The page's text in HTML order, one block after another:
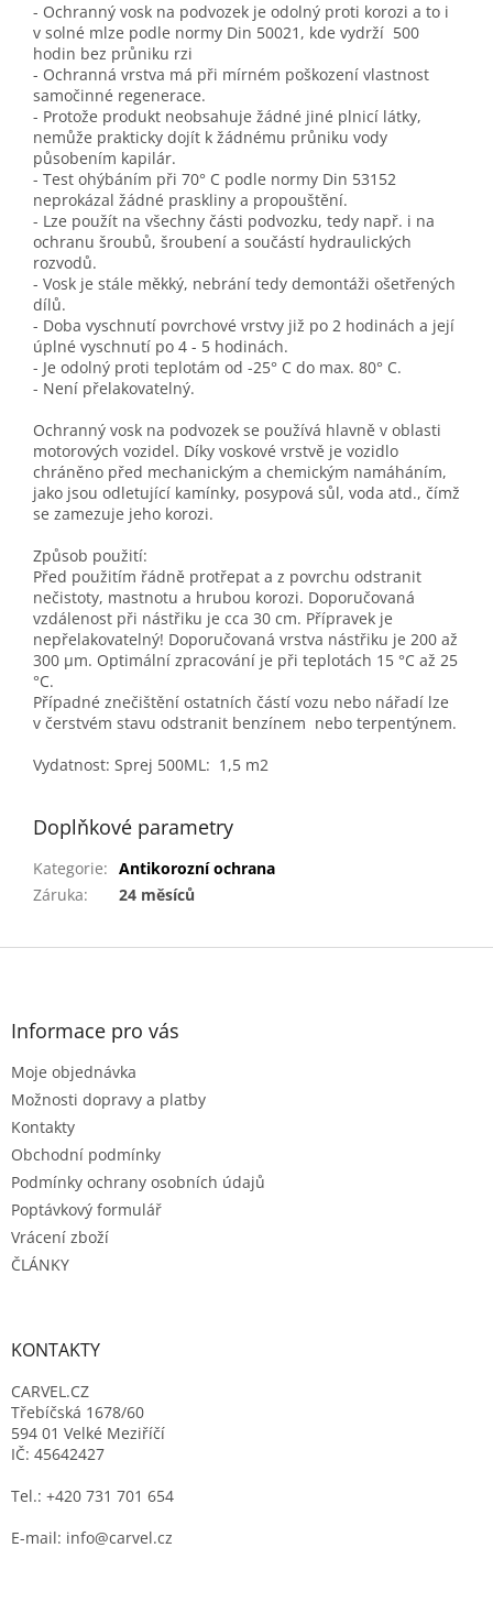
- Ochranný vosk na podvozek je odolný proti korozi a to i
v solné mlze podle normy Din 50021, kde vydrží 500
hodin bez průniku rzi
- Ochranná vrstva má při mírném poškození vlastnost
samočinné regenerace.
- Protože produkt neobsahuje žádné jiné plnicí látky,
nemůže prakticky dojít k žádnému průniku vody
působením kapilár.
- Test ohýbáním při 70° C podle normy Din 53152
neprokázal žádné praskliny a propouštění.
- Lze použít na všechny části podvozku, tedy např. i na
ochranu šroubů, šroubení a součástí hydraulických
rozvodů.
- Vosk je stále měkký, nebrání tedy demontáži ošetřených
dílů.
- Doba vyschnutí povrchové vrstvy již po 2 hodinách a její
úplné vyschnutí po 4 - 5 hodinách.
- Je odolný proti teplotám od -25° C do max. 80° C.
- Není přelakovatelný.
Ochranný vosk na podvozek se používá hlavně v oblasti
motorových vozidel. Díky voskové vrstvě je vozidlo
chráněno před mechanickým a chemickým namáháním,
jako jsou odletující kamínky, posypová sůl, voda atd., čímž
se zamezuje jeho korozi.
Způsob použití:
Před použitím řádně protřepat a z povrchu odstranit
nečistoty, mastnotu a hrubou korozi. Doporučovaná
vzdálenost při nástřiku je cca 30 cm. Přípravek je
nepřelakovatelný! Doporučovaná vrstva nástřiku je 200 až
300 μm. Optimální zpracování je při teplotách 15 °C až 25
°C.
Případné znečištění ostatních částí vozu nebo nářadí lze
v čerstvém stavu odstranit benzínem nebo terpentýnem.
Vydatnost: Sprej 500ML: 1,5 m2
Doplňkové parametry
Kategorie: Antikorozní ochrana
Záruka: 24 měsíců
Z
Informace pro vás
Moje objednávka
Možnosti dopravy a platby
Kontakty
Obchodní podmínky
Podmínky ochrany osobních údajů
Poptávkový formulář
Vrácení zboží
ČLÁNKY
KONTAKTY
CARVEL.CZ
Třebíčská 1678/60
594 01 Velké Meziříčí
IČ: 45642427
Tel.: +420 731 701 654
E-mail: info@carvel.cz